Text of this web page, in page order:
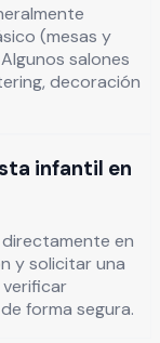
(mesas y
salones
decoración
infantil en
en
y solicitar una
verificar
forma segura.